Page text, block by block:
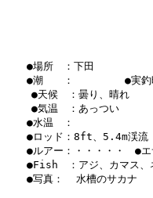
●場所　：下田
●潮　　：　　　　　●実
●天候　：曇り、晴れ
    ●気温　：あっつい
●水温　：
●ロッド：8ft、5.4m渓流
●ルアー：・・・・・　●エ
●Fish　：アジ、カマス、
●写真：  水槽のサカナ